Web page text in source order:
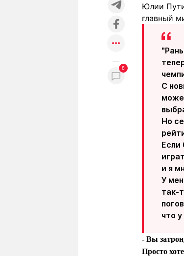
+7 (777) 001 44 99
8
Юлии
главный
С
Но
Если
и я
У
так-
что
- Вы
Просто